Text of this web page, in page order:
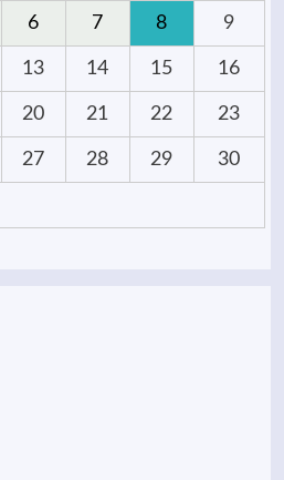
6 7 8 9
13 14 15 16
20 21 22 23
27 28 29 30